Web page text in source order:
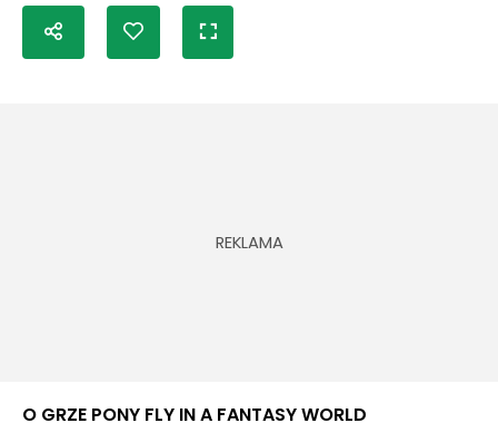
O GRZE PONY FLY IN A FANTASY WORLD